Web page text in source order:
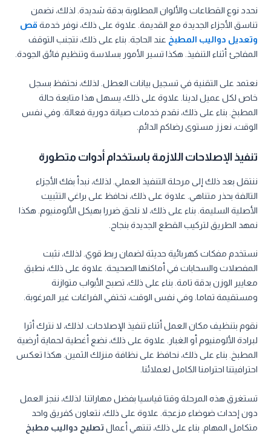
نحدد نوع القطاعات والألوان المطلوبة بدقة شديدة. لذلك، نضمن
تناسق الأجزاء الجديدة مع القديمة. علاوة على ذلك، نوفر خدمة قص
وتعديل دواليب المطبخ عند الحاجة. بناء على ذلك، نتجنب التوقف
المفاجئ أثناء التنفيذ. هكذا تسير الأمور بسلاسة وتنظيم فائق الجودة.
نعتمد على التقنية في تسجيل بيانات العطل. لذلك، نحتفظ بسجل
خاص لكل عميل لدينا. علاوة على ذلك، يسهل هذا متابعة حالة
المطبخ. بناء على ذلك، نقدم خدمات صيانة دورية فعالة. وفي نفس
الوقت، نعزز مستوى رضاكم الدائم.
تنفيذ الإصلاحات اللازمة باستخدام أدوات متطورة
ننتقل بعد ذلك إلى مرحلة التنفيذ العملي. لذلك، نبدأ بفك الأجزاء
التالفة بحذر متناهي. علاوة على ذلك، نحافظ على براغي التثبيت
الأصلية السليمة. بناء على ذلك، لا نلحق ضررا بهيكل الألومنيوم. هكذا
نمهد الطريق لتركيب القطع الجديدة بنجاح.
نستخدم مفكات كهربائية حديثة لضمان ربط قوي. لذلك، نثبت
المفصلات والسحابات في أماكنها الصحيحة. علاوة على ذلك، نطبق
معايير الوزن بدقة تامة. بناء على ذلك، تصبح الأبواب متوازنة
ومستقيمة تماما. وفي نفس الوقت، تختفي الفراغات غير المرغوبة.
نقوم بتنظيف مكان العمل أثناء تنفيذ الإصلاحات. لذلك، لا نترك أثرا
لبرادة الألومنيوم أو الغبار. علاوة على ذلك، نضع أغطية لحماية أرضية
المطبخ. بناء على ذلك، نحافظ على نظافة منزلك الثمين. هكذا تعكس
احترافيتنا احترامنا الكامل لعملائنا.
تستغرق هذه المرحلة وقتا قياسيا بفضل مهاراتنا. لذلك، ننجز العمل
دون إحداث ضوضاء مزعجة. علاوة على ذلك، نتعاون كفريق واحد
متكامل المهام. بناء على ذلك، تنتهي أعمال تصليح دواليب مطبخ